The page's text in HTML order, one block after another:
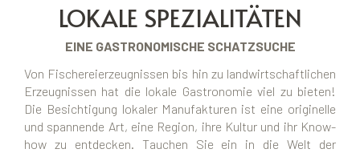
LOKALE SPEZIALITÄTEN
EINE GASTRONOMISCHE SCHATZSUCHE
Von Fischereierzeugnissen bis hin zu landwirtschaftlichen
Erzeugnissen hat die lokale Gastronomie viel zu bieten!
Die Besichtigung lokaler Manufakturen ist eine originelle
und spannende Art, eine Region, ihre Kultur und ihr Know-
how zu entdecken. Tauchen Sie ein in die Welt der